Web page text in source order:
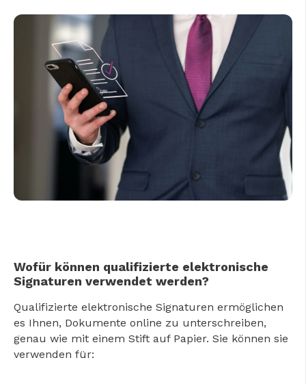
Wofür können qualifizierte elektronische
Signaturen verwendet werden?
Qualifizierte elektronische Signaturen ermöglichen
es Ihnen, Dokumente online zu unterschreiben,
genau wie mit einem Stift auf Papier. Sie können sie
verwenden für: